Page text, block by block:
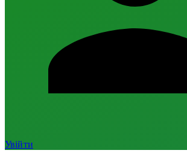
Увійти